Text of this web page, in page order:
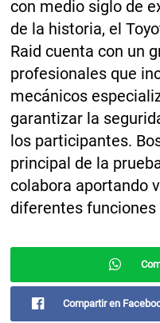
con medio siglo de
de la historia, el
Raid cuenta con un
profesionales que
mecánicos
garantizar la
los participantes.
principal de la
colabora aportando
diferentes
Compartir en